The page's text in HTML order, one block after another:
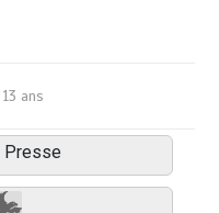
13 ans
Presse